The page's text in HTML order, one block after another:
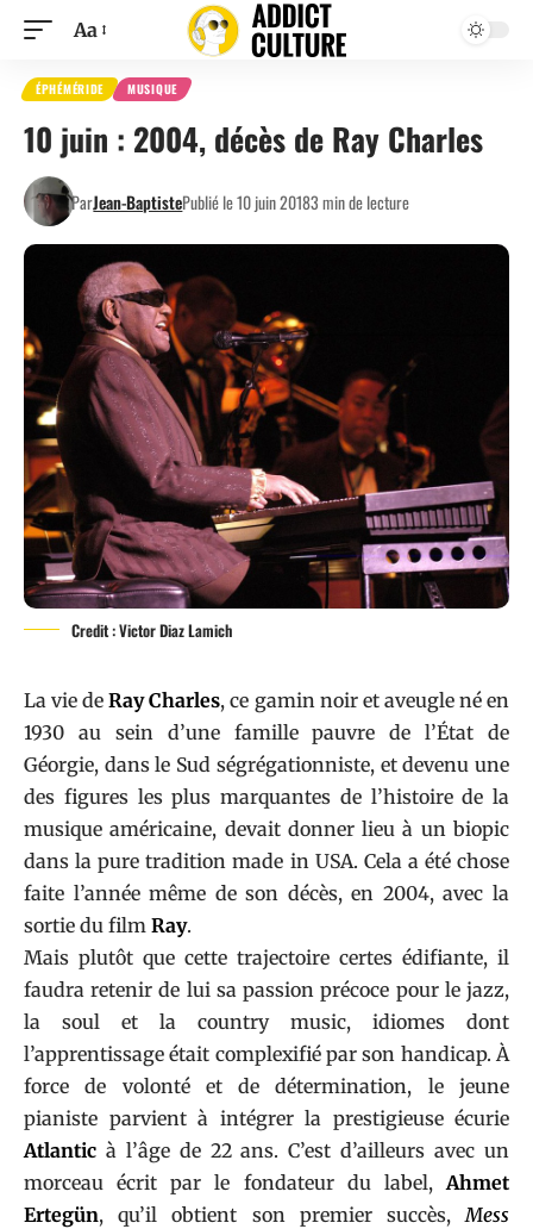
Aa
ÉPHÉMÉRIDE MUSIQUE
10 juin : 2004, décès de Ray Charles
ParJean-BaptistePublié le 10 juin 20183 min de lecture
Credit : Victor Diaz Lamich
La vie deRay Charles, ce gamin noir et aveugle né en
1930 au sein d’une famille pauvre de l’État de
Géorgie, dans le Sud ségrégationniste, et devenu une
des figures les plus marquantes de l’histoire de la
musique américaine, devait donner lieu à un biopic
dans la pure tradition made in USA. Cela a été chose
faite l’année même de son décès, en 2004, avec la
sortie du film Ray.
Mais plutôt que cette trajectoire certes édifiante, il
faudra retenir de lui sa passion précoce pour le jazz,
la soul et la country music, idiomes dont
l’apprentissage était complexifié par son handicap. À
force de volonté et de détermination, le jeune
pianiste parvient à intégrer la prestigieuse écurie
Atlantic à l’âge de 22 ans. C’est d’ailleurs avec un
morceau écrit par le fondateur du label,Ahmet
Ertegün, qu’il obtient son premier succès,Mess